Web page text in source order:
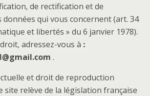
de rectification et de
qui vous concernent (art. 34
et libertés » du 6 janvier 1978).
adressez-vous à :
.
et droit de reproduction
site relève de la législation française